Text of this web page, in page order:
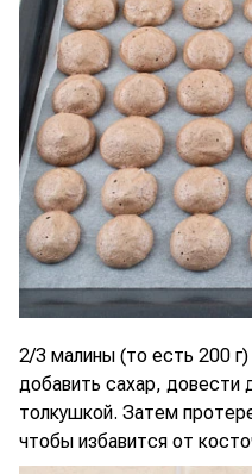
2/3 малины (то есть 200
добавить сахар, довести
толкушкой. Затем
чтобы избавится от